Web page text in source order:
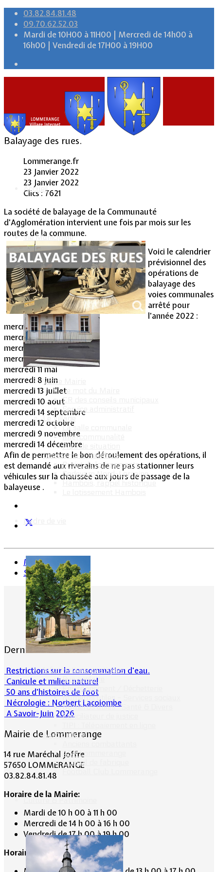
03.82.84.81.48
09.70.62.52.03
Mardi de 10H00 à 11H00 | Mercredi de 14h00 à
16h00 | Vendredi de 17H00 à 19H00
Accueil
Vie Municipale
Votre Mairie
Le mot du Maire
CR des conseils municipaux
Service administratif
Le Village
La salle communale
Intercommunalité
Plan de situation
Lotissement Hambois
Projet de lotissements
Sodevam Nord-Lorraine
Hambois, rappel historique
Cadre de vie
Informations pratiques
Bus scolaire
Environnement / Déchetterie
Numéros utiles - Services sociaux
Numéros utiles -Santé & Divers
Conciliateur de justice
Associations
ASK Lommerange
Conseil de fabrique
Culture & Patrimoine
Balayage des rues.
Lommerange.fr
23 Janvier 2022
23 Janvier 2022
Clics : 7621
La société de balayage de la Communauté
d’Agglomération intervient une fois par mois sur les
routes de la commune.
Voici le calendrier
prévisionnel des
opérations de
balayage des
voies communales
arrêté pour
l’année 2022 :
mercredi 12 janvier
mercredi 9 février
mercredi 9 mars
mercredi 13 avril
mercredi 11 mai
mercredi 8 juin
mercredi 13 juillet
mercredi 10 aout
mercredi 14 septembre
mercredi 12 octobre
mercredi 9 novembre
mercredi 14 décembre
Afin de permettre le bon déroulement des opérations, il
est demandé aux riverains de ne pas stationner leurs
véhicules sur la chaussée aux jours de passage de la
balayeuse .
Précédent
Suivant
Dernières actualités
Restrictions sur la consommation d'eau.
Canicule et milieu naturel
50 ans d’histoires de foot
Nécrologie : Norbert Lacolombe
A Savoir-Juin 2026
Mairie de Lommerange
14 rue Maréchal Joffre
57650 LOMMERANGE
03.82.84.81.48
Horaire de la Mairie:
Mardi de 10 h 00 à 11 h 00
Mercredi de 14 h 00 à 16 h 00
Vendredi de 17 h 00 à 19 h 00
Horaire du Secrétariat :